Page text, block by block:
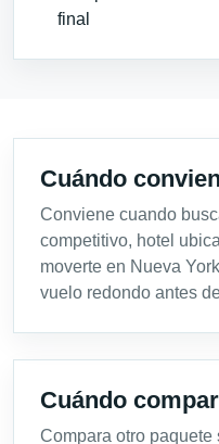
final
Cuándo
Conviene cuando
competitivo, hotel
moverte en Nueva
vuelo redondo antes
Cuándo
Compara otro